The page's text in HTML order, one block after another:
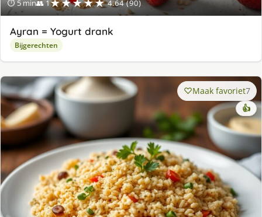
⏱ 5 min👥 1 4.64 (90)
Ayran = Yogurt drank
Bijgerechten
Maak favoriet7
👍